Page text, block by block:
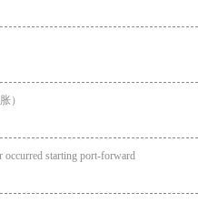
）
starting port-forward